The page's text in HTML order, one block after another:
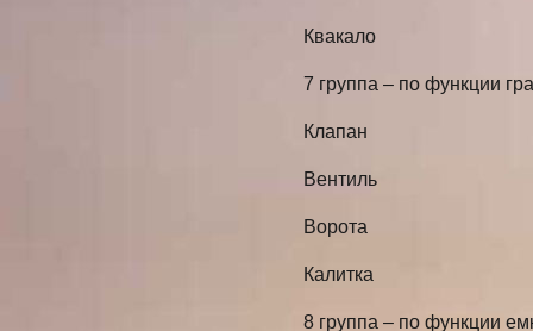
Квакало
7 группа – по функции
Клапан
Вентиль
Ворота
Калитка
8 группа – по функции